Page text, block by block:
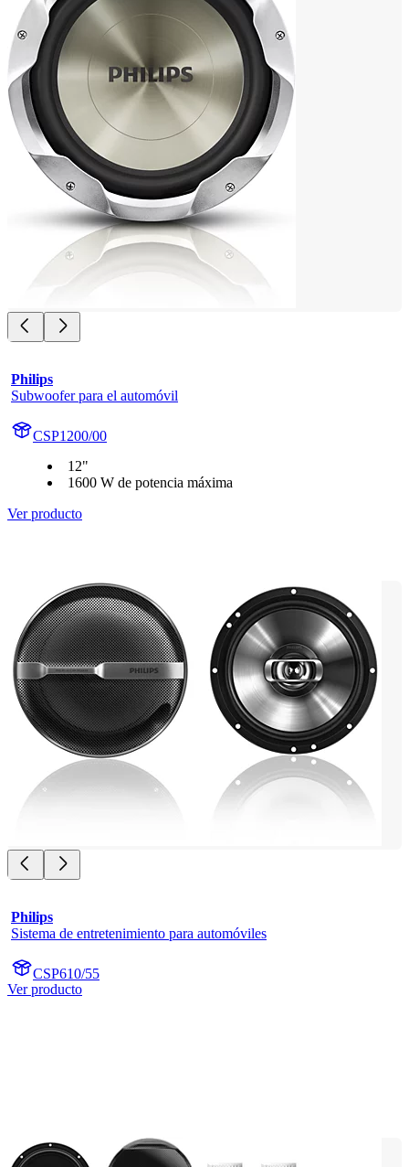
Philips
Subwoofer para el automóvil
CSP1200/00
12"
1600 W de potencia máxima
Ver producto
Philips
Sistema de entretenimiento para automóviles
CSP610/55
Ver producto